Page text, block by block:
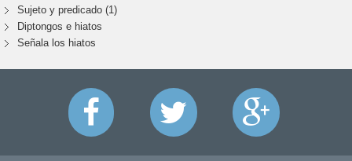
Sujeto y predicado (1)
Diptongos e hiatos
Señala los hiatos